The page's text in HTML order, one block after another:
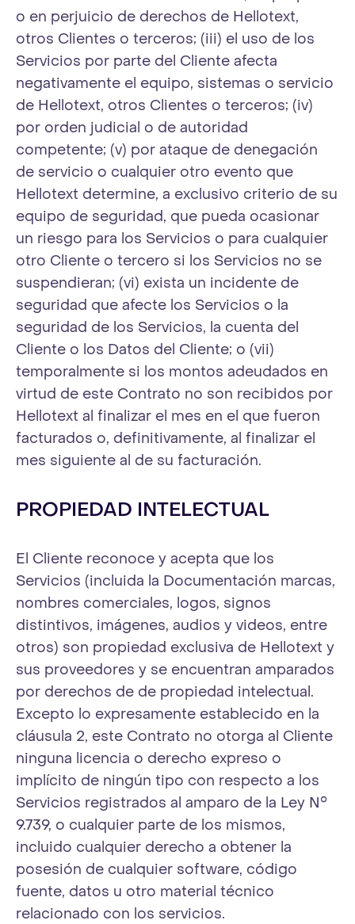
o en perjuicio de derechos de Hellotext,
otros Clientes o terceros; (iii) el uso de los
Servicios por parte del Cliente afecta
negativamente el equipo, sistemas o servicio
de Hellotext, otros Clientes o terceros; (iv)
por orden judicial o de autoridad
competente; (v) por ataque de denegación
de servicio o cualquier otro evento que
Hellotext determine, a exclusivo criterio de su
equipo de seguridad, que pueda ocasionar
un riesgo para los Servicios o para cualquier
otro Cliente o tercero si los Servicios no se
suspendieran; (vi) exista un incidente de
seguridad que afecte los Servicios o la
seguridad de los Servicios, la cuenta del
Cliente o los Datos del Cliente; o (vii)
temporalmente si los montos adeudados en
virtud de este Contrato no son recibidos por
Hellotext al finalizar el mes en el que fueron
facturados o, definitivamente, al finalizar el
mes siguiente al de su facturación.
PROPIEDAD INTELECTUAL
El Cliente reconoce y acepta que los
Servicios (incluida la Documentación marcas,
nombres comerciales, logos, signos
distintivos, imágenes, audios y videos, entre
otros) son propiedad exclusiva de Hellotext y
sus proveedores y se encuentran amparados
por derechos de de propiedad intelectual.
Excepto lo expresamente establecido en la
cláusula 2, este Contrato no otorga al Cliente
ninguna licencia o derecho expreso o
implícito de ningún tipo con respecto a los
Servicios registrados al amparo de la Ley N°
9.739, o cualquier parte de los mismos,
incluido cualquier derecho a obtener la
posesión de cualquier software, código
fuente, datos u otro material técnico
relacionado con los servicios.